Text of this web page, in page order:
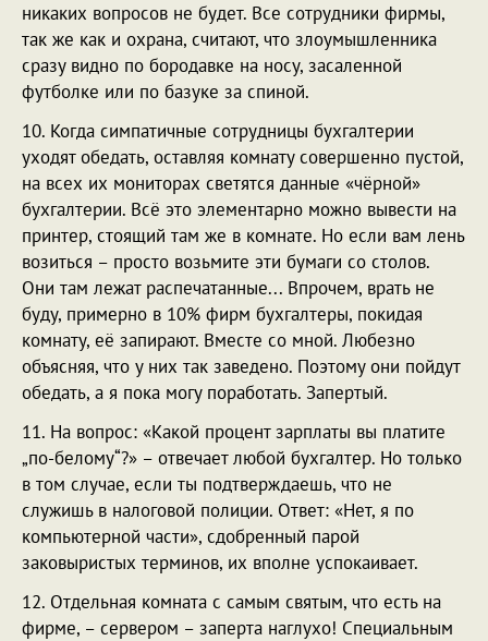
никаких вопросов не будет. Все сотрудники фирмы,
так же как и охрана, считают, что злоумышленника
сразу видно по бородавке на носу, засаленной
футболке или по базуке за спиной.
10. Когда симпатичные сотрудницы бухгалтерии
уходят обедать, оставляя комнату совершенно пустой,
на всех их мониторах светятся данные «чёрной»
бухгалтерии. Всё это элементарно можно вывести на
принтер, стоящий там же в комнате. Но если вам лень
возиться – просто возьмите эти бумаги со столов.
Они там лежат распечатанные... Впрочем, врать не
буду, примерно в 10% фирм бухгалтеры, покидая
комнату, её запирают. Вместе со мной. Любезно
объясняя, что у них так заведено. Поэтому они пойдут
обедать, а я пока могу поработать. Запертый.
11. На вопрос: «Какой процент зарплаты вы платите
„по-белому“?» – отвечает любой бухгалтер. Но только
в том случае, если ты подтверждаешь, что не
служишь в налоговой полиции. Ответ: «Нет, я по
компьютерной части», сдобренный парой
заковыристых терминов, их вполне успокаивает.
12. Отдельная комната с самым святым, что есть на
фирме, – сервером – заперта наглухо! Специальным